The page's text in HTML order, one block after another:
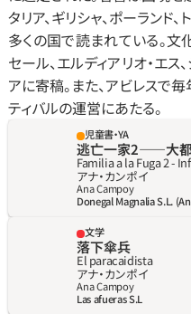
タリア、ギリシャ、ポーランド
多くの国で読まれている。文
セール、エルディアリオ・エス
アに寄稿。また、アビレスで
ティバルの運営にあたる。
児童書・YA
逃亡一家2――大
Familia a la Fuga 2 -
アナ・カンポイ
Ana Campoy
Donegal Magnalia S.L.
文学
落下傘兵
El paracaidista
アナ・カンポイ
Ana Campoy
Las afueras S.L